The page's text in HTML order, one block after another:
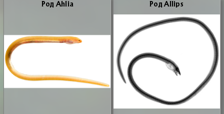
Род Ahlia Род Allips